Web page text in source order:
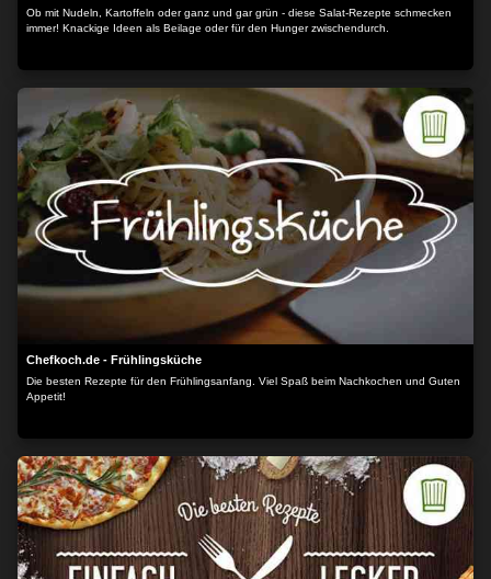
Ob mit Nudeln, Kartoffeln oder ganz und gar grün - diese Salat-Rezepte schmecken
immer! Knackige Ideen als Beilage oder für den Hunger zwischendurch.
Chefkoch.de - Frühlingsküche
Die besten Rezepte für den Frühlingsanfang. Viel Spaß beim Nachkochen und Guten
Appetit!